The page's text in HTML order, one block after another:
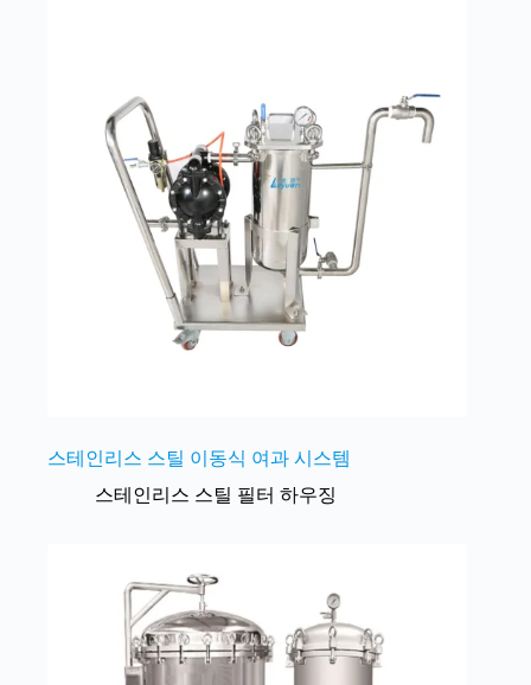
스테인리스 스틸 이동식 여과 시스템
스테인리스 스틸 필터 하우징